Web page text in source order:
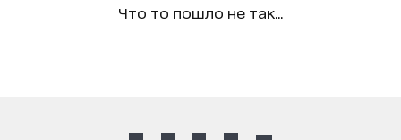
Что то пошло не так...